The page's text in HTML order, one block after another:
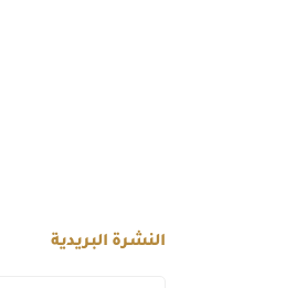
النشرة البريدية